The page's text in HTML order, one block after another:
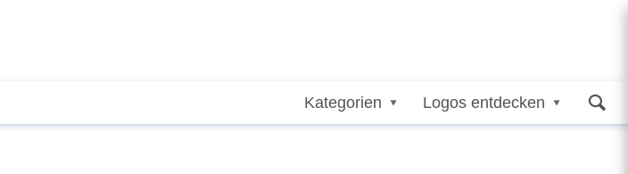
Kategorien Logos entdecken